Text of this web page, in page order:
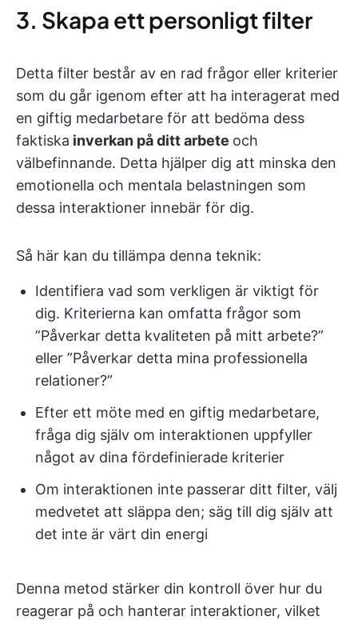
3. Skapa ett personligt filter
Detta filter består av en rad frågor eller kriterier
som du går igenom efter att ha interagerat med
en giftig medarbetare för att bedöma dess
faktiska inverkan på ditt arbete och
välbefinnande. Detta hjälper dig att minska den
emotionella och mentala belastningen som
dessa interaktioner innebär för dig.
Så här kan du tillämpa denna teknik:
Identifiera vad som verkligen är viktigt för
dig. Kriterierna kan omfatta frågor som
”Påverkar detta kvaliteten på mitt arbete?”
eller ”Påverkar detta mina professionella
relationer?”
Efter ett möte med en giftig medarbetare,
fråga dig själv om interaktionen uppfyller
något av dina fördefinierade kriterier
Om interaktionen inte passerar ditt filter, välj
medvetet att släppa den; säg till dig själv att
det inte är värt din energi
Denna metod stärker din kontroll över hur du
reagerar på och hanterar interaktioner, vilket